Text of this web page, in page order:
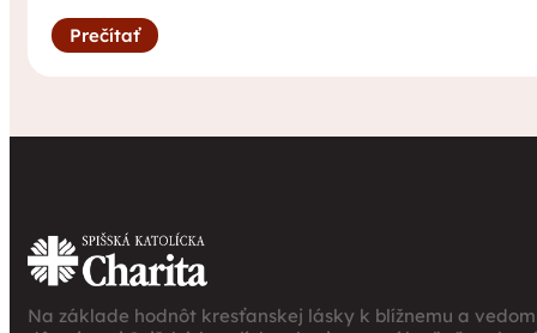
Prečítať
Na základe hodnôt kresťanskej lásky k blížnemu a